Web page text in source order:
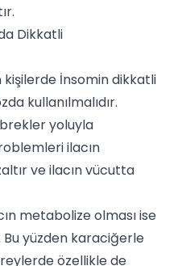
Dikkatli
İnsomin dikkatli
kullanılmalıdır.
yoluyla
ilacın
ve ilacın vücutta
metabolize olması ise
yüzden karaciğerle
özellikle de